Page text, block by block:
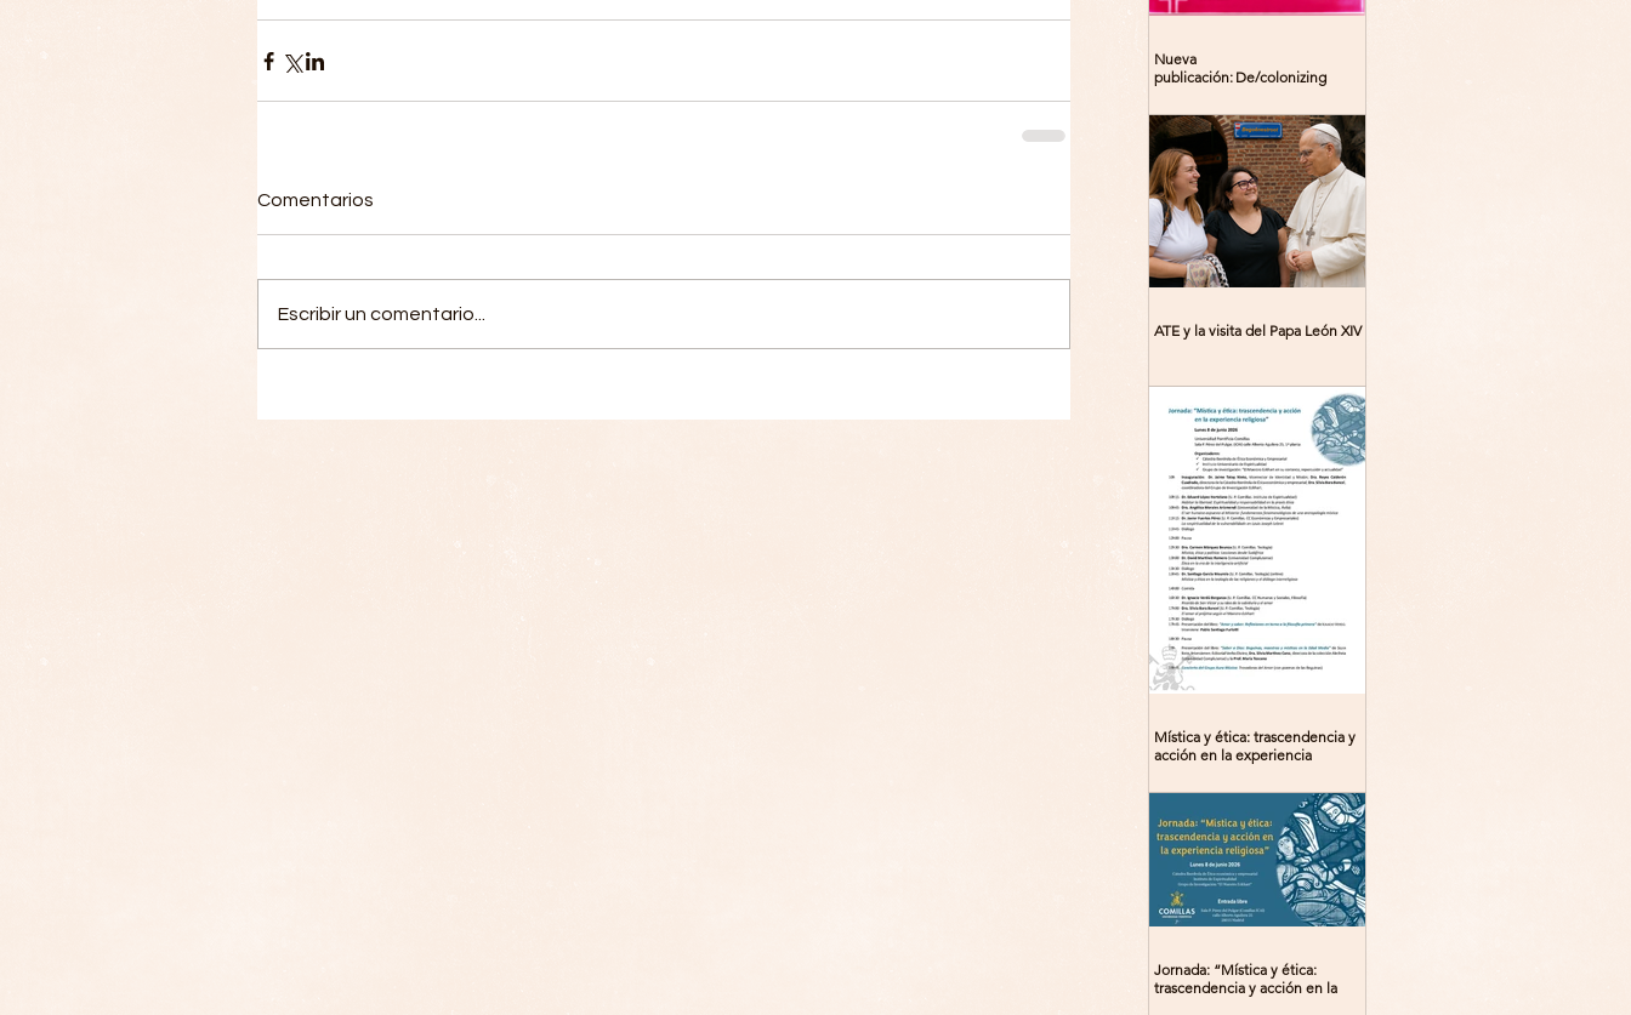
Comentarios
Escribir un comentario...
Nueva
publicación: De/colonizing
Contemporary Challenges,
Theoretical Reflections
ATE y la visita del Papa León XIV
Mística y ética: trascendencia y
acción en la experiencia
del libro: 8 de junio (lunes),
Comillas (Madrid) 19horas
Jornada: “Mística y ética:
trascendencia y acción en la